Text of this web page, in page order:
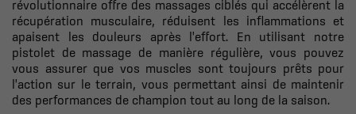
révolutionnaire offre des massages ciblés qui accélèrent la
récupération musculaire, réduisent les inflammations et
apaisent les douleurs après l'effort. En utilisant notre
pistolet de massage de manière régulière, vous pouvez
vous assurer que vos muscles sont toujours prêts pour
l'action sur le terrain, vous permettant ainsi de maintenir
des performances de champion tout au long de la saison.